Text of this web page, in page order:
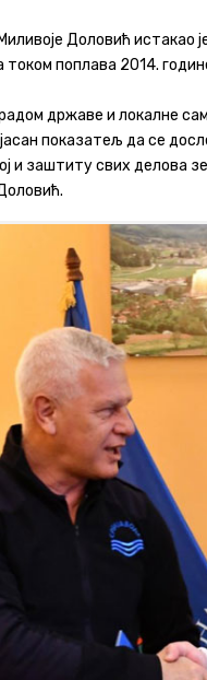
Доловић истакао
поплава 2014.
државе и локалне
јасан показатељ да се
и заштиту свих делова